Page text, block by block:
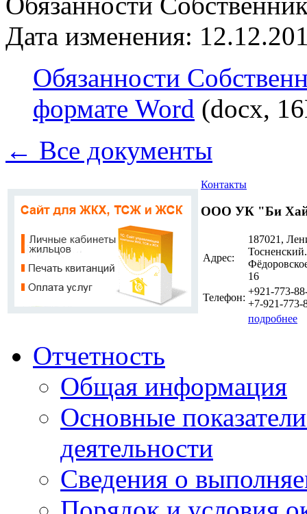
Дата изменения:
Обязанности
формате Word (docx,
← Все документы
Контакты
ООО УК "Би
Адрес:
187021,
16
Телефон:
+921-773-
+7-921-773-
подробнее
Отчетность
Общая информация
Основные
деятельности
Сведения о